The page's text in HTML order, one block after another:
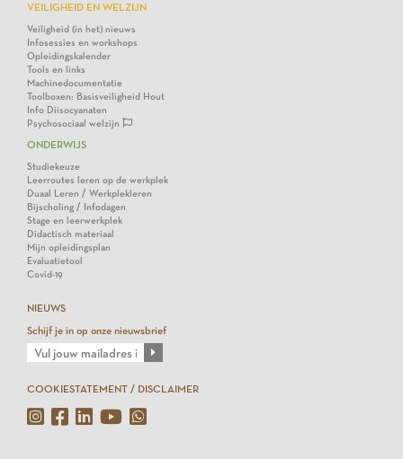
VEILIGHEID EN WELZIJN
Veiligheid (in het) nieuws
Infosessies en workshops
Opleidingskalender
Tools en links
Machinedocumentatie
Toolboxen: Basisveiligheid Hout
Info Diisocyanaten
Psychosociaal welzijn
ONDERWIJS
Studiekeuze
Leerroutes leren op de werkplek
Duaal Leren / Werkplekleren
Bijscholing / Infodagen
Stage en leerwerkplek
Didactisch materiaal
Mijn opleidingsplan
Evaluatietool
Covid-19
NIEUWS
Schijf je in op onze nieuwsbrief
COOKIESTATEMENT / DISCLAIMER